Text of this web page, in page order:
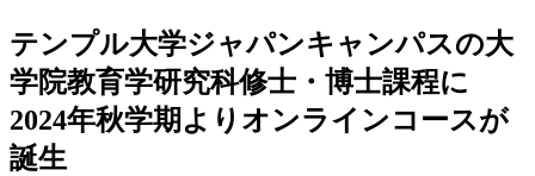
テンプル大学ジャパンキャンパスの大
学院教育学研究科修士・博士課程に
2024年秋学期よりオンラインコースが
誕生